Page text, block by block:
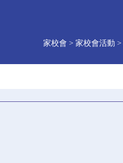
家校會 > 家校會活動